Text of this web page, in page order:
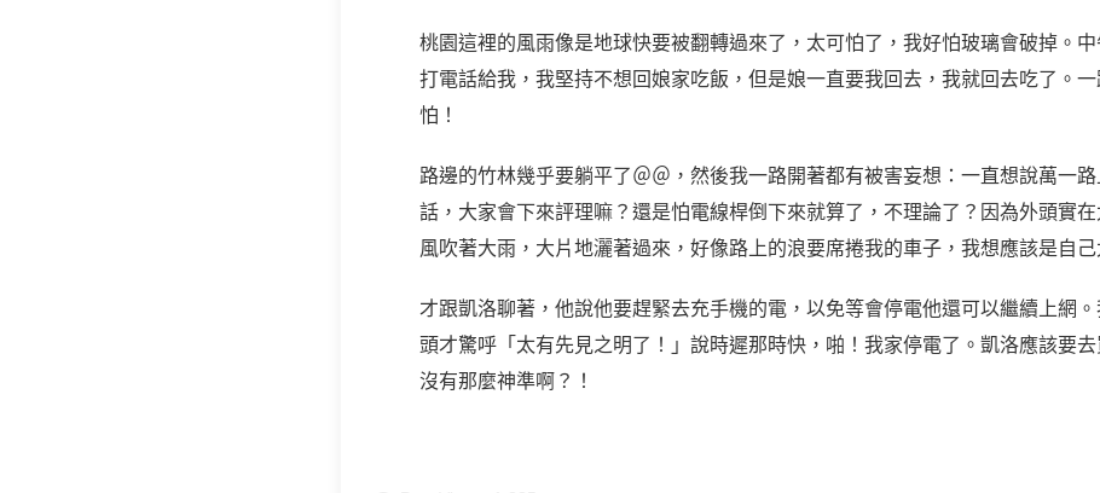
桃園這裡的風雨像是地球快要被翻轉過來了，太可怕了，我好怕玻璃會破掉。
打電話給我，我堅持不想回娘家吃飯，但是娘一直要我回去，我就回去吃了。
怕！
路邊的竹林幾乎要躺平了＠＠，然後我一路開著都有被害妄想：一直想說萬一
話，大家會下來評理嘛？還是怕電線桿倒下來就算了，不理論了？因為外頭實在
風吹著大雨，大片地灑著過來，好像路上的浪要席捲我的車子，我想應該是自
才跟凱洛聊著，他說他要趕緊去充手機的電，以免等會停電他還可以繼續上網
頭才驚呼「太有先見之明了！」說時遲那時快，啪！我家停電了。凱洛應該要
沒有那麼神準啊？！